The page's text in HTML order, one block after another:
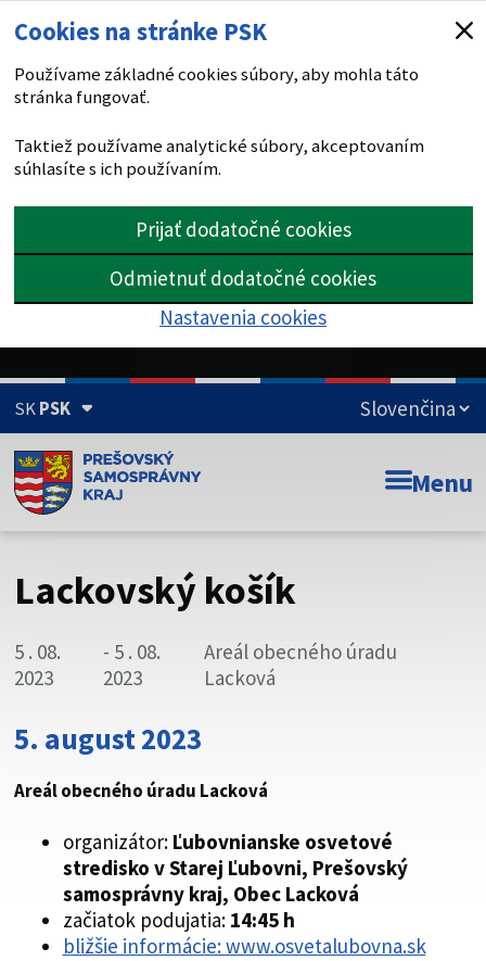
Cookies na stránke PSK
Používame základné cookies súbory, aby mohla táto
stránka fungovať.
Taktiež používame analytické súbory, akceptovaním
súhlasíte s ich používaním.
Prijať dodatočné cookies
Odmietnuť dodatočné cookies
Nastavenia cookies
SKPSK
Doména psk.sk je oficiálna
Toto je oficiálna webová stránka Prešovského
Táto stránka je zabezpečená
Buďte pozorní a vždy sa uistite, že zdieľate informácie iba
cez zabezpečenú webovú stránku. Zabezpečená stránka
Menu
Lackovský košík
5 . 08.
2023
- 5 . 08.
2023
Areál obecného úradu
Lacková
5. august 2023
Areál obecného úradu Lacková
organizátor: Ľubovnianske osvetové
stredisko v Starej Ľubovni, Prešovský
samosprávny kraj, Obec Lacková
začiatok podujatia: 14:45 h
bližšie informácie: www.osvetalubovna.sk